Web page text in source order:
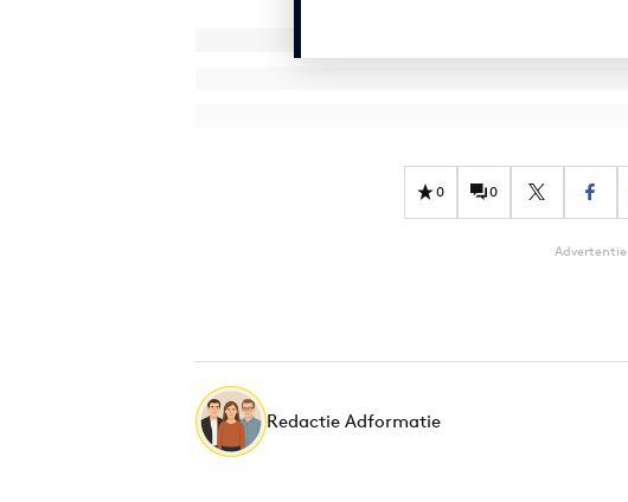
0 0
Advertentie
Redactie Adformatie